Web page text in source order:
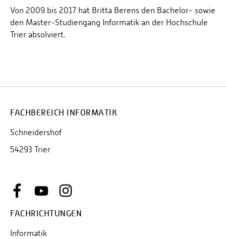
Von 2009 bis 2017 hat Britta Berens den Bachelor- sowie
den Master-Studiengang Informatik an der Hochschule
Trier absolviert.
FACHBEREICH INFORMATIK
Schneidershof
54293 Trier
FACHRICHTUNGEN
Informatik